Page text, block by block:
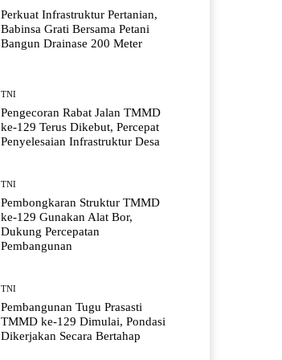
Perkuat Infrastruktur Pertanian,
Babinsa Grati Bersama Petani
Bangun Drainase 200 Meter
TNI
Pengecoran Rabat Jalan TMMD
ke-129 Terus Dikebut, Percepat
Penyelesaian Infrastruktur Desa
TNI
Pembongkaran Struktur TMMD
ke-129 Gunakan Alat Bor,
Dukung Percepatan
Pembangunan
TNI
Pembangunan Tugu Prasasti
TMMD ke-129 Dimulai, Pondasi
Dikerjakan Secara Bertahap